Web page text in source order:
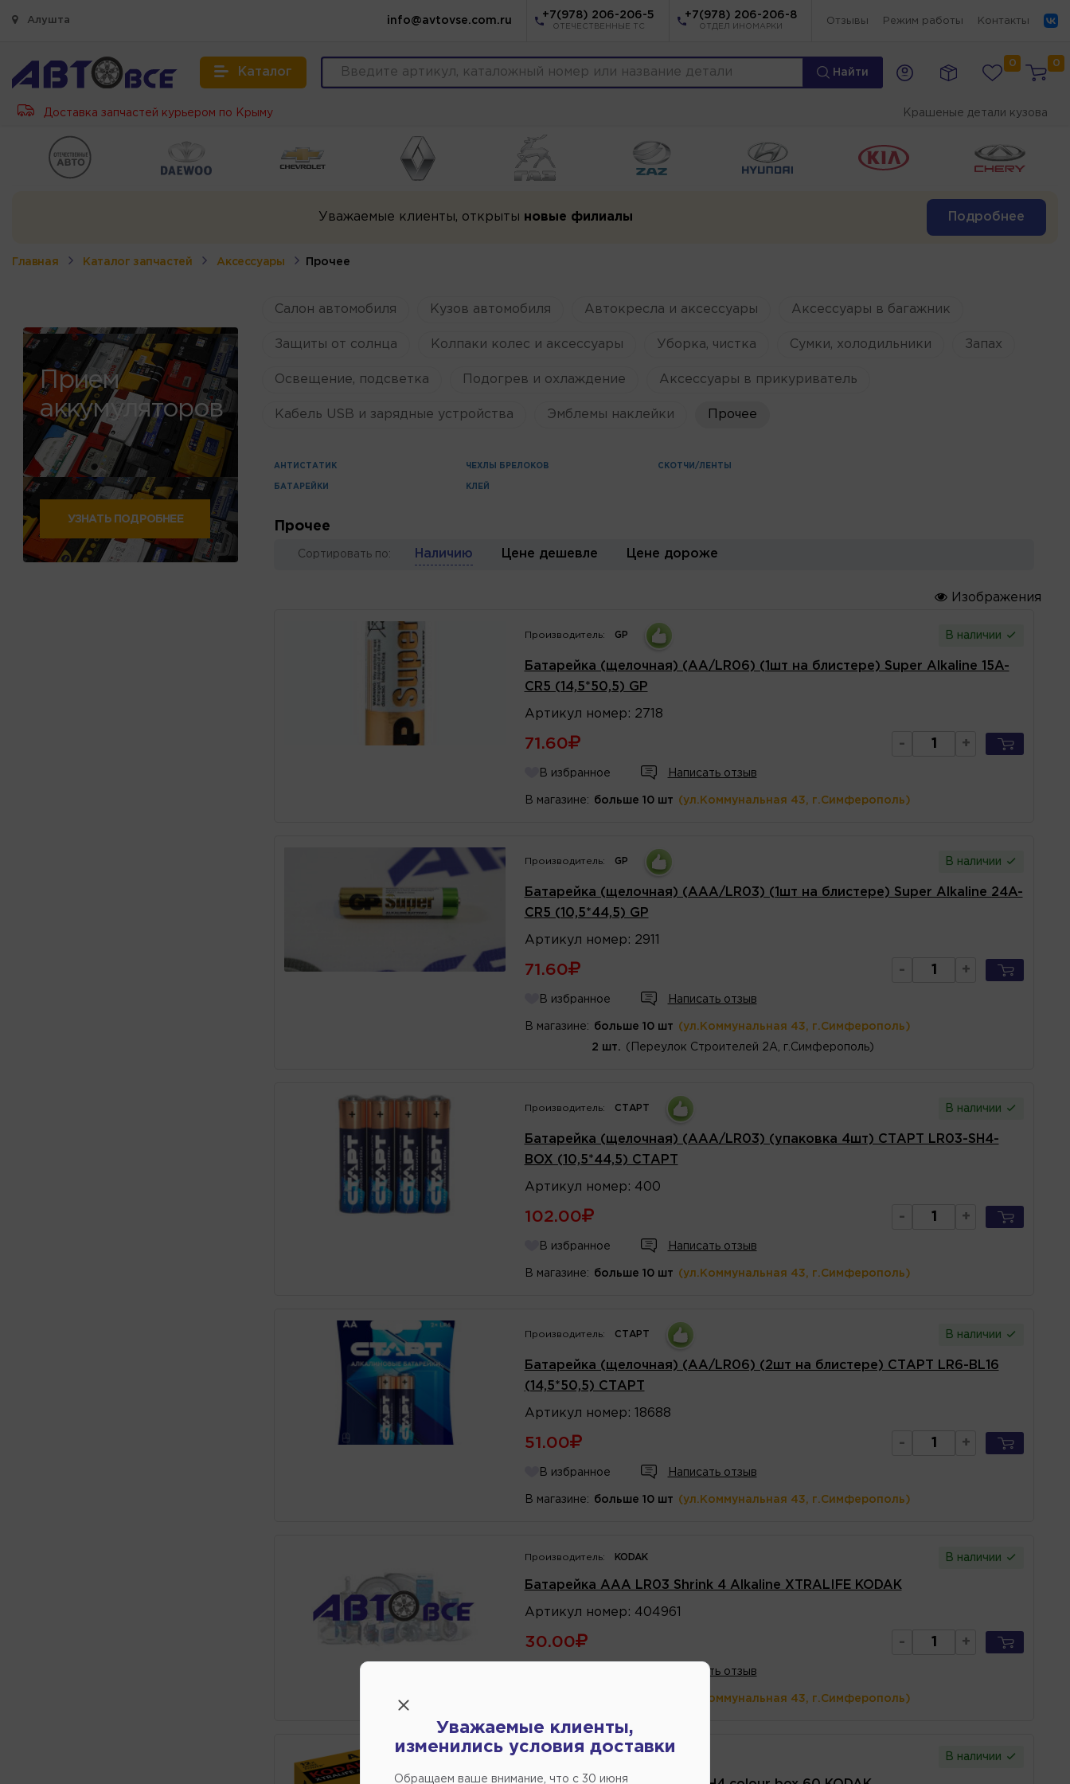
Алушта info@avtovse.com.ru
+7(978) 206-206-5
ОТЕЧЕСТВЕННЫЕ ТС
+7(978) 206-206-8
ОТДЕЛ ИНОМАРКИ
Отзывы Режим работы Контакты
Каталог Найти
0 0
Доставка запчастей курьером по Крыму Крашеные детали кузова
Уважаемые клиенты, открыты новые филиалы Подробнее
Главная Каталог запчастей Аксессуары Прочее
Прием
аккумуляторов
УЗНАТЬ ПОДРОБНЕЕ
Салон автомобиля Кузов автомобиля Автокресла и аксессуары Аксессуары в багажник
Защиты от солнца Колпаки колес и аксессуары Уборка, чистка Сумки, холодильники Запах
Освещение, подсветка Подогрев и охлаждение Аксессуары в прикуриватель
Кабель USB и зарядные устройства Эмблемы наклейки Прочее
АНТИСТАТИК
БАТАРЕЙКИ
ЧЕХЛЫ БРЕЛОКОВ
КЛЕЙ
СКОТЧИ/ЛЕНТЫ
Прочее
Сортировать по: Наличию Цене дешевле Цене дороже
Изображения
Производитель: GP В наличии
Батарейка (щелочная) (AA/LR06) (1шт на блистере) Super Alkaline 15A-
CR5 (14,5*50,5) GP
Артикул номер : 2718
71.60 - +
В избранное Написать отзыв
В магазине: больше 10 шт (ул.Коммунальная 43, г.Симферополь)
Производитель: GP В наличии
Батарейка (щелочная) (AAA/LR03) (1шт на блистере) Super Alkaline 24A-
CR5 (10,5*44,5) GP
Артикул номер : 2911
71.60 - +
В избранное Написать отзыв
В магазине: больше 10 шт (ул.Коммунальная 43, г.Симферополь)
2 шт. (Переулок Строителей 2А, г.Симферополь)
Производитель: СТАРТ В наличии
Батарейка (щелочная) (AAA/LR03) (упаковка 4шт) СТАРТ LR03-SH4-
BOX (10,5*44,5) СТАРТ
Артикул номер : 400
102.00 - +
В избранное Написать отзыв
В магазине: больше 10 шт (ул.Коммунальная 43, г.Симферополь)
Производитель: СТАРТ В наличии
Батарейка (щелочная) (AA/LR06) (2шт на блистере) СТАРТ LR6-BL16
(14,5*50,5) СТАРТ
Артикул номер : 18688
51.00 - +
В избранное Написать отзыв
В магазине: больше 10 шт (ул.Коммунальная 43, г.Симферополь)
Производитель: KODAK В наличии
Батарейка AAА LR03 Shrink 4 Alkaline XTRALIFE KODAK
Артикул номер : 404961
30.00 - +
Написать отзыв
(ул.Коммунальная 43, г.Симферополь)
В наличии
Уважаемые клиенты,
изменились условия доставки
Обращаем ваше внимание, что c 30 июня